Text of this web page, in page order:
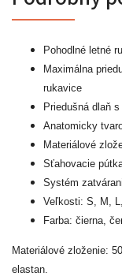
Pohodlné letné
Maximálna
rukavice
Priedušná dlaň
Anatomicky
Materiálové
Sťahovacie
Systém
Veľkosti: S, M, L,
Farba: čierna,
Materiálové zloženie:
elastan.